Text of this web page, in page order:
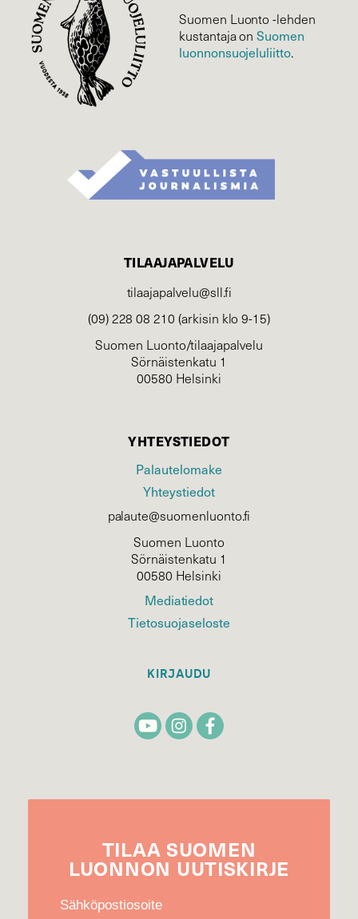
Suomen Luonto -lehden
kustantaja onSuomen
luonnonsuojelu­liitto.
TILAAJAPALVELU
tilaajapalvelu@sll.fi
(09) 228 08 210 (arkisin klo 9-15)
Suomen Luonto/tilaajapalvelu
Sörnäistenkatu 1
00580 Helsinki
YHTEYSTIEDOT
Palautelomake
Yhteystiedot
palaute@suomenluonto.fi
Suomen Luonto
Sörnäistenkatu 1
00580 Helsinki
Mediatiedot
Tietosuojaseloste
KIRJAUDU
TILAA SUOMEN
LUONNON UUTIS­KIRJE
Sähköpostiosoite